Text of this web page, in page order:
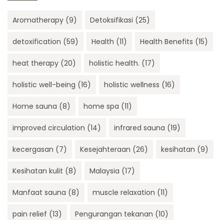
Aromatherapy (9) Detoksifikasi (25)
detoxification (59) Health (11) Health Benefits (15)
heat therapy (20) holistic health. (17)
holistic well-being (16) holistic wellness (16)
Home sauna (8) home spa (11)
improved circulation (14) infrared sauna (19)
kecergasan (7) Kesejahteraan (26) kesihatan (9)
Kesihatan kulit (8) Malaysia (17)
Manfaat sauna (8) muscle relaxation (11)
pain relief (13) Pengurangan tekanan (10)